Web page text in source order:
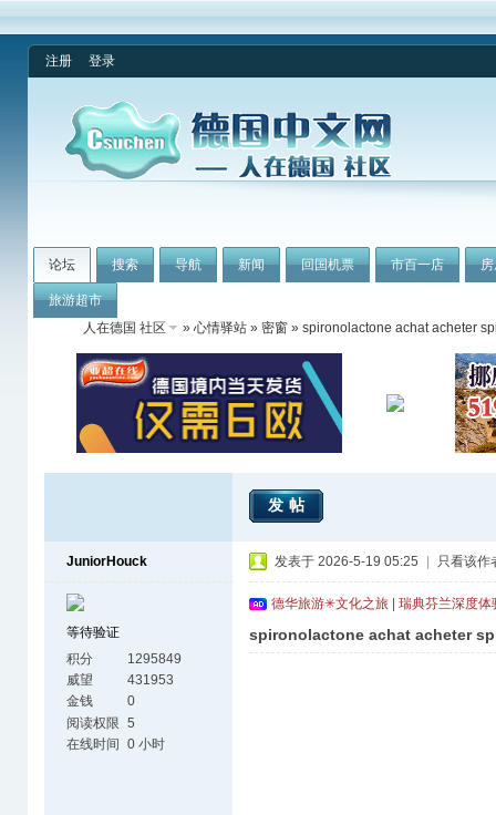
注册 登录
论坛 搜索 导航 新闻 回国机票 市百一店
旅游超市
人在德国 社区
» 心情驿站 » 密窗 » spironolactone achat acheter
发帖
JuniorHouck
等待验证
积分
1295849
威望
431953
金钱
0
阅读权限 5
在线时间 0 小时
发表于 2026-5-19 05:25 只看该作
德华旅游✳文化之旅 | 瑞典芬兰深度
spironolactone achat acheter